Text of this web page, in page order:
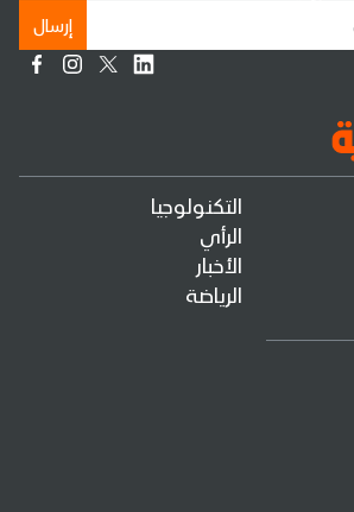
التكنولوجيا
الرأي
الأخبار
الرياضة
إرسال